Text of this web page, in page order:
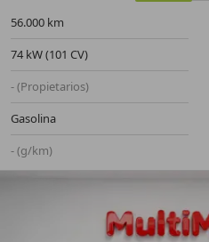
56.000 km
74 kW (101 CV)
- (Propietarios)
Gasolina
- (g/km)